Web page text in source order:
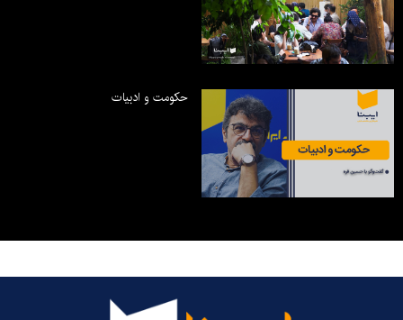
حکومت و ادبیات